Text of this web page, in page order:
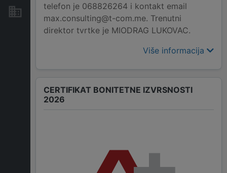
Nekretnine i imovina
telefon je 068826264 i kontakt email
max.consulting@t-com.me. Trenutni
direktor tvrtke je MIODRAG LUKOVAC.
Više informacija
CERTIFIKAT BONITETNE IZVRSNOSTI
2026